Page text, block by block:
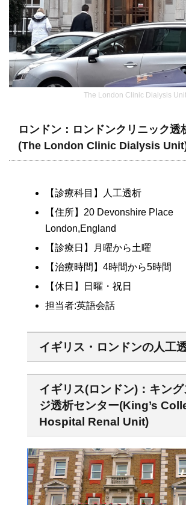
The London Clinic Dialysis Unit
ロンドン：ロンドンクリニック透
(The London Clinic Dialysis
【診療科目】人工透析
【住所】20 Devonshire Place
London,England
【診療日】月曜から土曜
【治療時間】4時間から5時間
【休日】日曜・祝日
担当者:英語会話
イギリス・ロンドンの人工
イギリス(ロンドン)：キング
ジ透析センター(King’s
Hospital Renal Unit)